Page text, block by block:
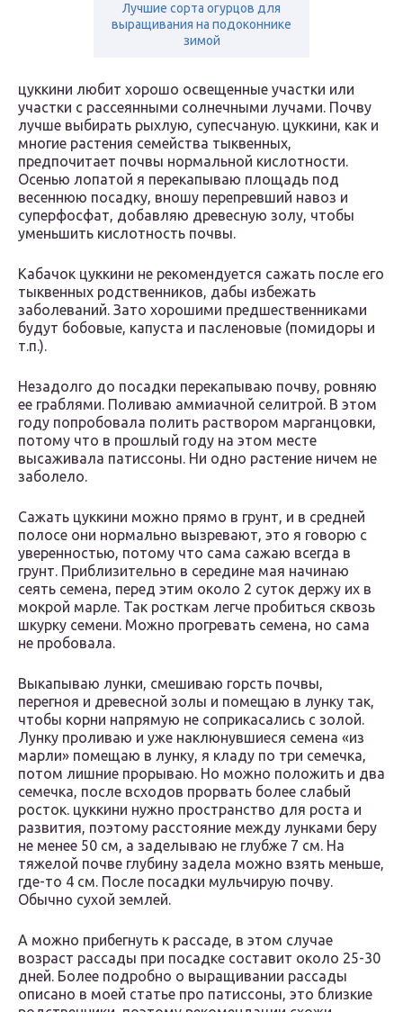
Лучшие сорта огурцов для
выращивания на подоконнике
зимой
цуккини любит хорошо освещенные участки или
участки с рассеянными солнечными лучами. Почву
лучше выбирать рыхлую, супесчаную. цуккини, как и
многие растения семейства тыквенных,
предпочитает почвы нормальной кислотности.
Осенью лопатой я перекапываю площадь под
весеннюю посадку, вношу перепревший навоз и
суперфосфат, добавляю древесную золу, чтобы
уменьшить кислотность почвы.
Кабачок цуккини не рекомендуется сажать после его
тыквенных родственников, дабы избежать
заболеваний. Зато хорошими предшественниками
будут бобовые, капуста и пасленовые (помидоры и
т.п.).
Незадолго до посадки перекапываю почву, ровняю
ее граблями. Поливаю аммиачной селитрой. В этом
году попробовала полить раствором марганцовки,
потому что в прошлый году на этом месте
высаживала патиссоны. Ни одно растение ничем не
заболело.
Сажать цуккини можно прямо в грунт, и в средней
полосе они нормально вызревают, это я говорю с
уверенностью, потому что сама сажаю всегда в
грунт. Приблизительно в середине мая начинаю
сеять семена, перед этим около 2 суток держу их в
мокрой марле. Так росткам легче пробиться сквозь
шкурку семени. Можно прогревать семена, но сама
не пробовала.
Выкапываю лунки, смешиваю горсть почвы,
перегноя и древесной золы и помещаю в лунку так,
чтобы корни напрямую не соприкасались с золой.
Лунку проливаю и уже наклюнувшиеся семена «из
марли» помещаю в лунку, я кладу по три семечка,
потом лишние прорываю. Но можно положить и два
семечка, после всходов прорвать более слабый
росток. цуккини нужно пространство для роста и
развития, поэтому расстояние между лунками беру
не менее 50 см, а заделываю не глубже 7 см. На
тяжелой почве глубину задела можно взять меньше,
где-то 4 см. После посадки мульчирую почву.
Обычно сухой землей.
А можно прибегнуть к рассаде, в этом случае
возраст рассады при посадке составит около 25-30
дней. Более подробно о выращивании рассады
описано в моей статье про патиссоны, это близкие